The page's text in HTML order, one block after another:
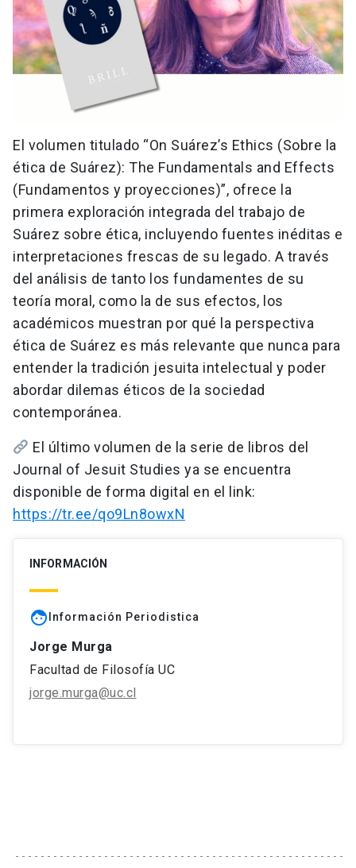
El volumen titulado “On Suárez’s Ethics (Sobre la
ética de Suárez): The Fundamentals and Effects
(Fundamentos y proyecciones)”, ofrece la
primera exploración integrada del trabajo de
Suárez sobre ética, incluyendo fuentes inéditas e
interpretaciones frescas de su legado. A través
del análisis de tanto los fundamentes de su
teoría moral, como la de sus efectos, los
académicos muestran por qué la perspectiva
ética de Suárez es más relevante que nunca para
entender la tradición jesuita intelectual y poder
abordar dilemas éticos de la sociedad
contemporánea.
El último volumen de la serie de libros del
Journal of Jesuit Studies ya se encuentra
disponible de forma digital en el link:
https://tr.ee/qo9Ln8owxN
INFORMACIÓN
face Información Periodistica
Jorge Murga
Facultad de Filosofía UC
jorge.murga@uc.cl